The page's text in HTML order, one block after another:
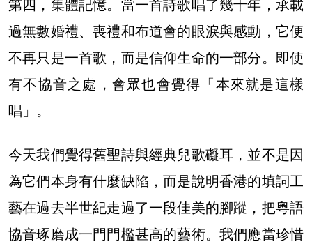
第四，集體記憶。當一首詩歌唱了幾十年，承載
過無數婚禮、喪禮和布道會的眼淚與感動，它便
不再只是一首歌，而是信仰生命的一部分。即使
有不協音之處，會眾也會覺得「本來就是這樣
唱」。
今天我們覺得舊聖詩與經典兒歌礙耳，並不是因
為它們本身有什麼缺陷，而是說明香港的填詞工
藝在過去半世紀走過了一段佳美的腳蹤 ，把粵語
協音琢磨成一門門檻甚高的藝術。我們應當珍惜